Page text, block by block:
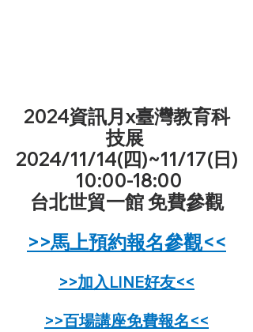
2024資訊月x臺灣教育科
技展
2024/11/14(四)~11/17(日)
10:00-18:00
台北世貿一館 免費參觀
>>馬上預約報名參觀<<
>>加入LINE好友<<
>>百場講座免費報名<<